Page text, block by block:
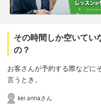
その時間しか空いてい
の？
お客さんが予約する際などに
言うとき。
kei annaさん